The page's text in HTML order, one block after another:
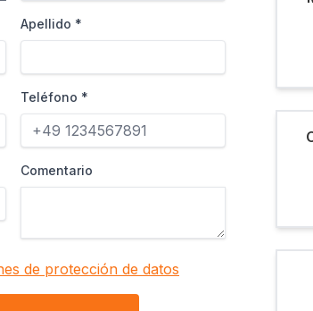
Apellido *
Teléfono *
Comentario
de protección de datos